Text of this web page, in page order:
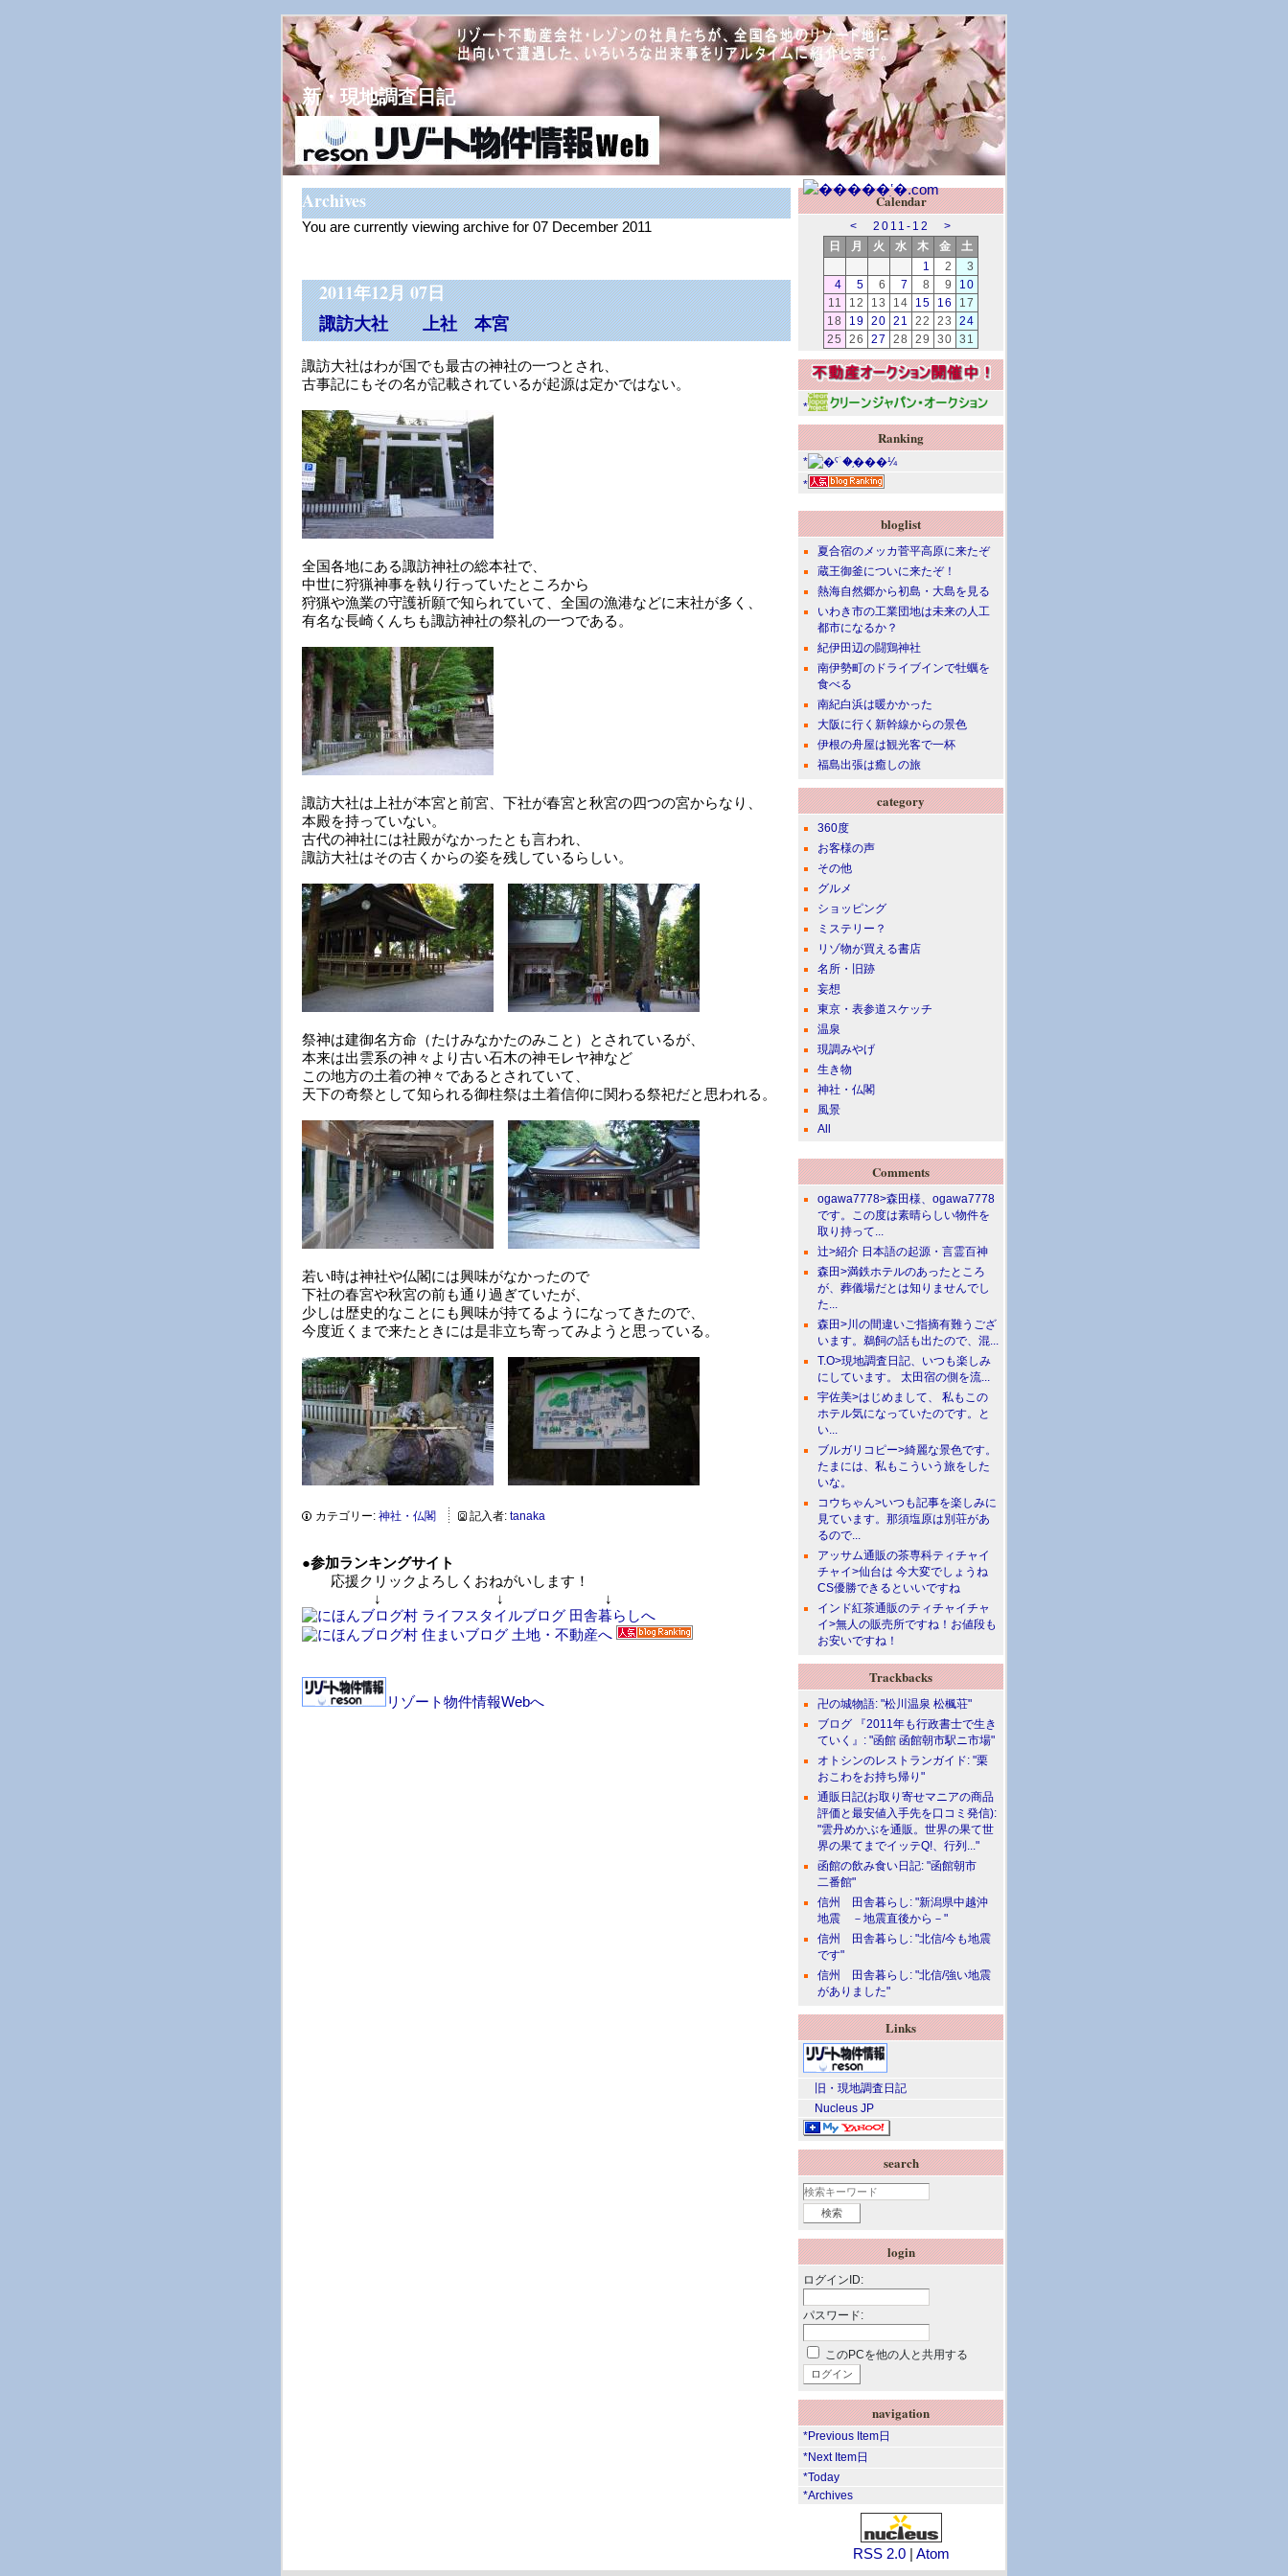
新・現地調査日記
Archives
You are currently viewing archive for 07 December 2011
2011年12月 07日
諏訪大社 上社 本宮
諏訪大社はわが国でも最古の神社の一つとされ、
古事記にもその名が記載されているが起源は定かではない。
全国各地にある諏訪神社の総本社で、
中世に狩猟神事を執り行っていたところから
狩猟や漁業の守護祈願で知られていて、全国の漁港などに末社が多く、
有名な長崎くんちも諏訪神社の祭礼の一つである。
諏訪大社は上社が本宮と前宮、下社が春宮と秋宮の四つの宮からなり、
本殿を持っていない。
古代の神社には社殿がなかったとも言われ、
諏訪大社はその古くからの姿を残しているらしい。
祭神は建御名方命（たけみなかたのみこと）とされているが、
本来は出雲系の神々より古い石木の神モレヤ神など
この地方の土着の神々であるとされていて、
天下の奇祭として知られる御柱祭は土着信仰に関わる祭祀だと思われる。
若い時は神社や仏閣には興味がなかったので
下社の春宮や秋宮の前も通り過ぎていたが、
少しは歴史的なことにも興味が持てるようになってきたので、
今度近くまで来たときには是非立ち寄ってみようと思っている。
カテゴリー: 神社・仏閣 記入者: tanaka
●参加ランキングサイト
応援クリックよろしくおねがいします！
↓ ↓ ↓
リゾート物件情報Webへ
Calendar
< 2011-12
>
日
月 火 水 木 金
土
1
2
3
4
5 6 7 8 9
10
11
12 13 14 15 16
17
18
19 20 21 22 23
24
25
26 27 28 29 30 31
*
Ranking
*
*
bloglist
夏合宿のメッカ菅平高原に来たぞ
蔵王御釜についに来たぞ！
熱海自然郷から初島・大島を見る
いわき市の工業団地は未来の人工
都市になるか？
紀伊田辺の闘鶏神社
南伊勢町のドライブインで牡蠣を
食べる
南紀白浜は暖かかった
大阪に行く新幹線からの景色
伊根の舟屋は観光客で一杯
福島出張は癒しの旅
category
360度
お客様の声
その他
グルメ
ショッピング
ミステリー？
リゾ物が買える書店
名所・旧跡
妄想
東京・表参道スケッチ
温泉
現調みやげ
生き物
神社・仏閣
風景
All
Comments
ogawa7778>森田様、ogawa7778
です。この度は素晴らしい物件を
取り持って...
辻>紹介 日本語の起源・言霊百神
森田>満鉄ホテルのあったところ
が、葬儀場だとは知りませんでし
た...
森田>川の間違いご指摘有難うござ
います。鵜飼の話も出たので、混...
T.O>現地調査日記、いつも楽しみ
にしています。 太田宿の側を流...
宇佐美>はじめまして、 私もこの
ホテル気になっていたのです。と
い...
ブルガリコピー>綺麗な景色です。
たまには、私もこういう旅をした
いな。
コウちゃん>いつも記事を楽しみに
見ています。那須塩原は別荘があ
るので...
アッサム通販の茶専科ティチャイ
チャイ>仙台は 今大変でしょうね
CS優勝できるといいですね
インド紅茶通販のティチャイチャ
イ>無人の販売所ですね！お値段も
お安いですね！
Trackbacks
卍の城物語: "松川温泉 松楓荘"
ブログ 『2011年も行政書士で生き
ていく』: "函館 函館朝市駅ニ市場"
オトシンのレストランガイド: "栗
おこわをお持ち帰り"
通販日記(お取り寄せマニアの商品
評価と最安値入手先を口コミ発信):
"雲丹めかぶを通販。世界の果て世
界の果てまでイッテQ!、行列..."
函館の飲み食い日記: "函館朝市
二番館"
信州 田舎暮らし: "新潟県中越沖
地震 －地震直後から－"
信州 田舎暮らし: "北信/今も地震
です"
信州 田舎暮らし: "北信/強い地震
がありました"
Links
旧・現地調査日記
Nucleus JP
search
login
ログインID:
パスワード:
このPCを他の人と共用する
navigation
*Previous Item日
*Next Item日
*Today
*Archives
RSS 2.0| Atom